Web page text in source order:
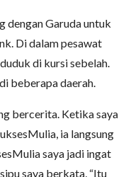
dengan Garuda untuk
Di dalam pesawat
di kursi sebelah.
beberapa daerah.
bercerita. Ketika saya
ia langsung
saya jadi ingat
saya berkata, “Itu